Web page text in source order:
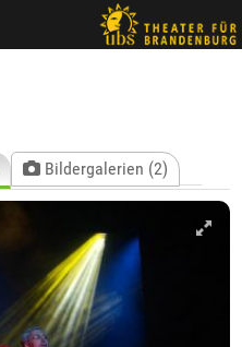
Bildergalerien (2)